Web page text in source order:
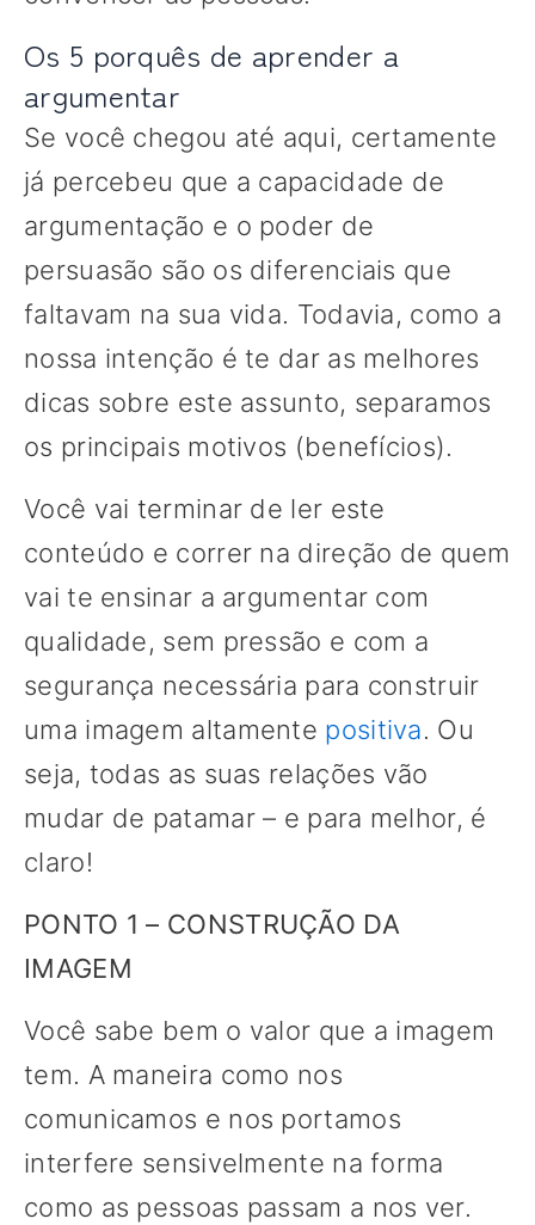
Os 5 porquês de aprender a
argumentar
Se você chegou até aqui, certamente
já percebeu que a capacidade de
argumentação e o poder de
persuasão são os diferenciais que
faltavam na sua vida. Todavia, como a
nossa intenção é te dar as melhores
dicas sobre este assunto, separamos
os principais motivos (benefícios).
Você vai terminar de ler este
conteúdo e correr na direção de quem
vai te ensinar a argumentar com
qualidade, sem pressão e com a
segurança necessária para construir
uma imagem altamente positiva. Ou
seja, todas as suas relações vão
mudar de patamar – e para melhor, é
claro!
PONTO 1 – CONSTRUÇÃO DA
IMAGEM
Você sabe bem o valor que a imagem
tem. A maneira como nos
comunicamos e nos portamos
interfere sensivelmente na forma
como as pessoas passam a nos ver.